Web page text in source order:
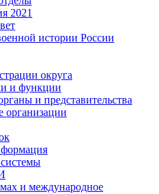
2021
истории России
округа
и функции
и представительства
организации
и международное